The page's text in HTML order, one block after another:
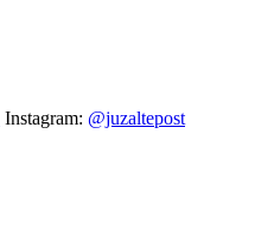
Instagram: @juzaltepost